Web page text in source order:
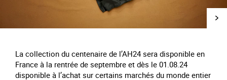
La collection du centenaire de l’AH24 sera disponible en
France à la rentrée de septembre et dès le 01.08.24
disponible à l’achat sur certains marchés du monde entier